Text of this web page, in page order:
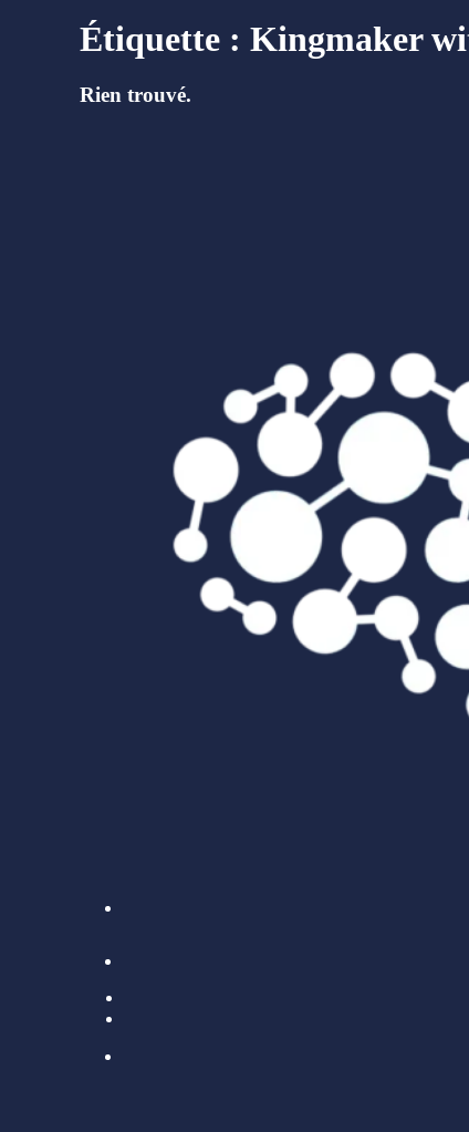
Étiquette : Kingmaker
Rien trouvé.